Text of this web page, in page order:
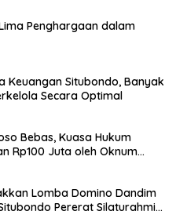
Penghargaan dalam
Keuangan Situbondo, Banyak
Secara Optimal
Bebas, Kuasa Hukum
Rp100 Juta oleh Oknum
Lomba Domino Dandim
Pererat Silaturahmi